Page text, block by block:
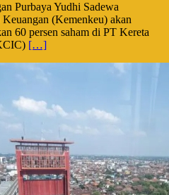
Purbaya Yudhi Sadewa
(Kemenkeu) akan
60 persen saham di PT Kereta
[…]